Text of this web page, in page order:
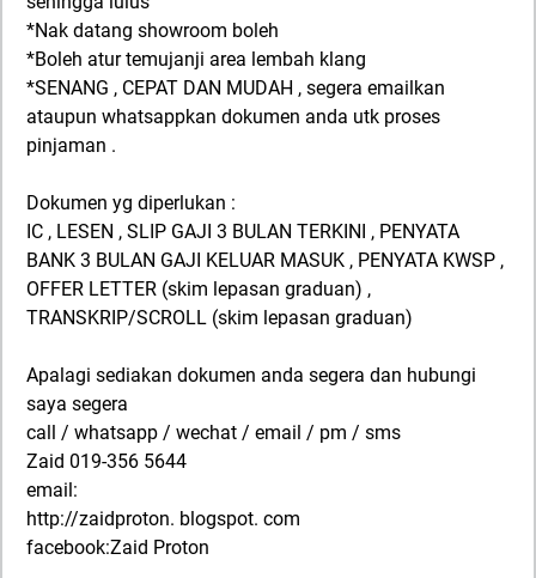
*Nak datang showroom boleh
*Boleh atur temujanji area lembah klang
*SENANG , CEPAT DAN MUDAH , segera emailkan
ataupun whatsappkan dokumen anda utk proses
pinjaman .
Dokumen yg diperlukan :
IC , LESEN , SLIP GAJI 3 BULAN TERKINI , PENYATA
BANK 3 BULAN GAJI KELUAR MASUK , PENYATA KWSP ,
OFFER LETTER (skim lepasan graduan) ,
TRANSKRIP/SCROLL (skim lepasan graduan)
Apalagi sediakan dokumen anda segera dan hubungi
saya segera
call / whatsapp / wechat / email / pm / sms
Zaid 019-356 5644
email:
http://zaidproton. blogspot. com
facebook:Zaid Proton